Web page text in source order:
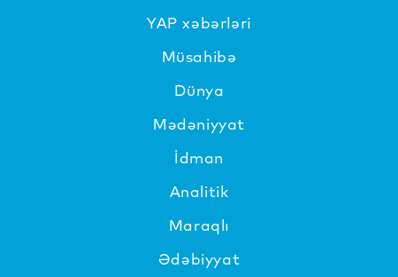
YAP xəbərləri
Müsahibə
Dünya
Mədəniyyat
İdman
Analitik
Maraqlı
Ədəbiyyat